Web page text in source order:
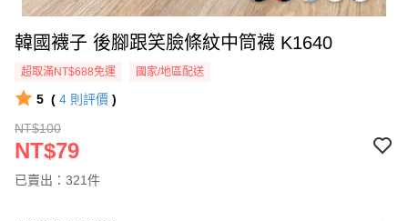
韓國襪子 後腳跟笑臉條紋中筒襪 K1640
超取滿NT$688免運 國家/地區配送
5 ( 4 則評價 )
NT$100
NT$79
已賣出：321件